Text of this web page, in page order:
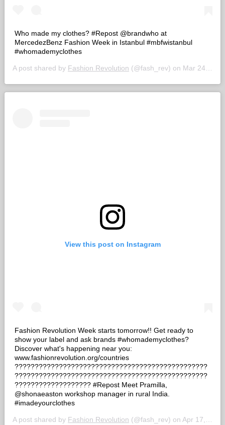
Who made my clothes? #Repost @brandwho at
MercedezBenz Fashion Week in Istanbul #mbfwistanbul
#whomademyclothes
A post shared by Fashion Revolution (@fash_rev) on Mar 24, 2016 at 12:21am PDT
View this post on Instagram
Fashion Revolution Week starts tomorrow!! Get ready to
show your label and ask brands #whomademyclothes?
Discover what's happening near you:
www.fashionrevolution.org/countries
????????????????????????????????????????????????
????????????????????????????????????????????????
??????????????????? #Repost Meet Pramilla,
@shonaeaston workshop manager in rural India.
#imadeyourclothes
A post shared by Fashion Revolution (@fash_rev) on Apr 17, 2016 at 12:30am PDT